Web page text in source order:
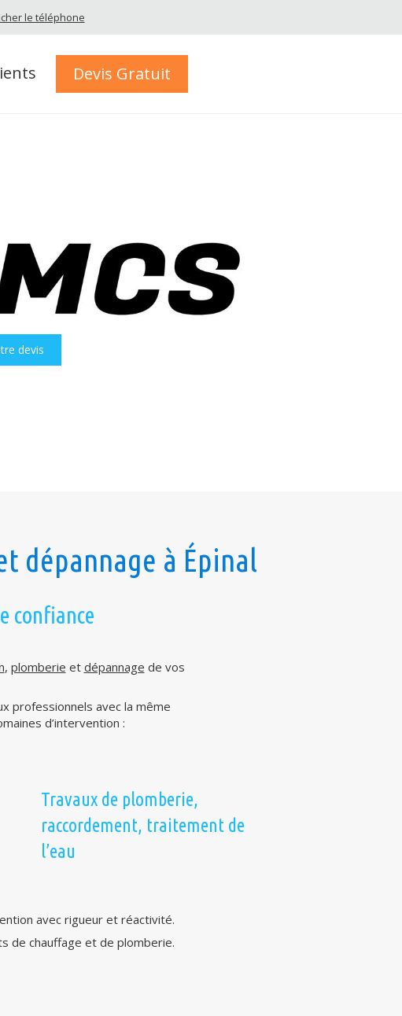
le téléphone
Devis Gratuit
devis
dépannage à Épinal
confiance
, plomberie et dépannage de vos
professionnels avec la même
d’intervention :
Travaux de plomberie,
raccordement, traitement de
l’eau
avec rigueur et réactivité.
de chauffage et de plomberie.